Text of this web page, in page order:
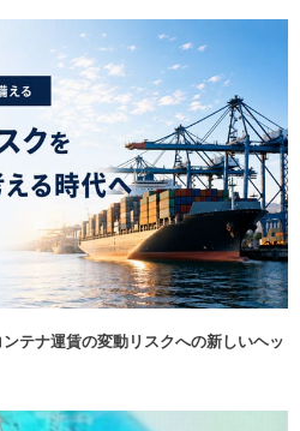
テナ運賃の変動リスクへの新しいヘッ